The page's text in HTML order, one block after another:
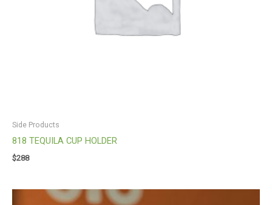
Side Products
818 TEQUILA CUP HOLDER
$288